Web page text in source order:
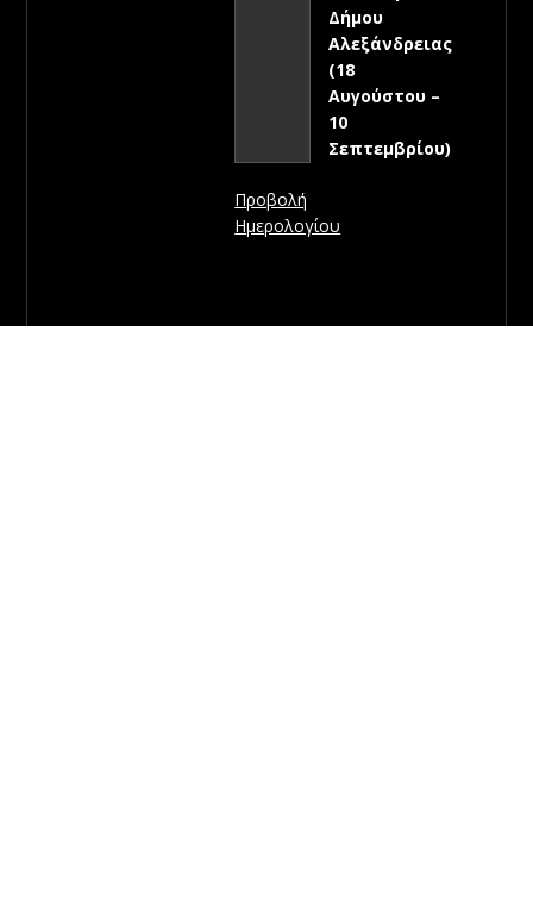
Δήμου
Αλεξάνδρειας
(18
Αυγούστου –
10
Σεπτεμβρίου)